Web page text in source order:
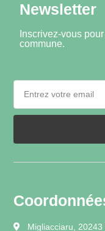
Newsletter
Inscrivez-vous
commune.
Migliacciaru,